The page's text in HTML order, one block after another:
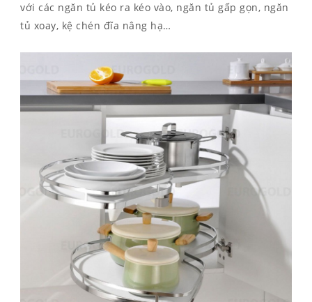
với các ngăn tủ kéo ra kéo vào, ngăn tủ gấp gọn, ngăn
tủ xoay, kệ chén đĩa nâng hạ…